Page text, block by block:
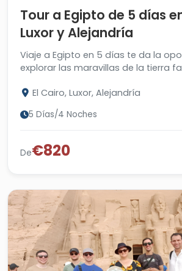
Tour a Egipto de 5 días
Luxor y Alejandría
Viaje a Egipto en 5 días te da la
explorar las maravillas de la tierra
El Cairo, Luxor, Alejandría
5 Días/4 Noches
De€820